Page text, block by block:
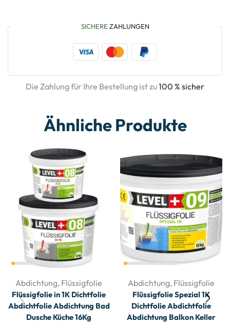
SICHERE ZAHLUNGEN
Die Zahlung für Ihre Bestellung ist zu100 % sicher
Ähnliche Produkte
Abdichtung, Flüssigfolie
Flüssigfolie in 1K Dichtfolie
Abdichtfolie Abdichtung Bad
Dusche Küche 16Kg
Abdichtung, Flüssigfolie
Flüssigfolie Spezial 1K
Dichtfolie Abdichtfolie
Abdichtung Balkon Keller